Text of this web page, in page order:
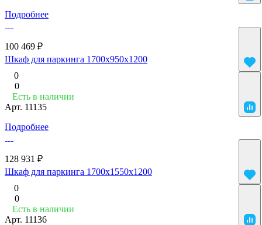
Подробнее
100 469 ₽
Шкаф для паркинга 1700x950x1200
0
0
Есть в наличии
Арт. 11135
Подробнее
128 931 ₽
Шкаф для паркинга 1700x1550x1200
0
0
Есть в наличии
Арт. 11136